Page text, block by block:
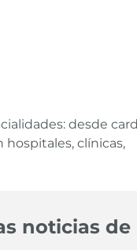
desde
clínicas,
noticias de